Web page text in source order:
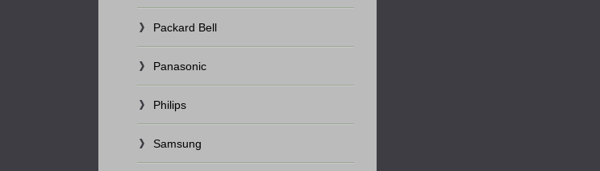
Packard Bell
Panasonic
Philips
Samsung